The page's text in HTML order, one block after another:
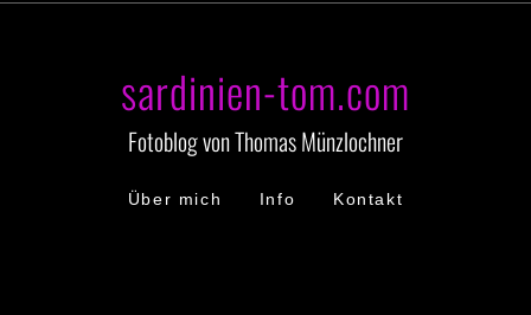
sardinien-tom.com
Fotoblog von Thomas Münzlochner
Über mich Info Kontakt